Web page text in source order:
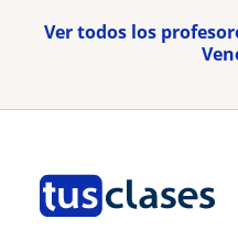
Ver todos los